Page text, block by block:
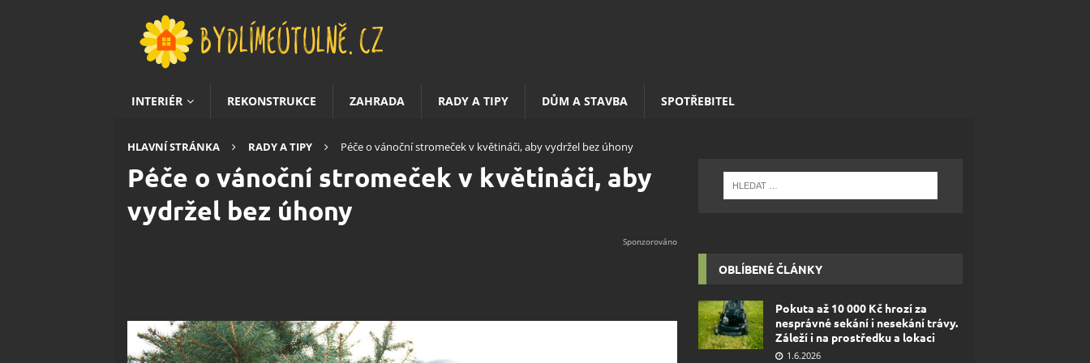
INTERIÉR REKONSTRUKCE ZAHRADA RADY A TIPY DŮM A STAVBA SPOTŘEBITEL
HLAVNÍ STRÁNKA RADY A TIPY Péče o vánoční stromeček v květináči, aby vydržel bez úhony
Péče o vánoční stromeček v květináči, aby
vydržel bez úhony
OBLÍBENÉ ČLÁNKY
Pokuta až 10 000 Kč hrozí za
nesprávné sekání i nesekání trávy.
Záleží i na prostředku a lokaci
1.6.2026